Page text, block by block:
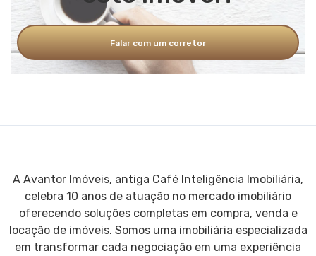
Falar com um corretor
A Avantor Imóveis, antiga Café Inteligência Imobiliária,
celebra 10 anos de atuação no mercado imobiliário
oferecendo soluções completas em compra, venda e
locação de imóveis. Somos uma imobiliária especializada
em transformar cada negociação em uma experiência